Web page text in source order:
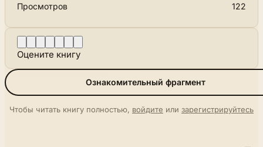
Просмотров 122
Оцените книгу
Ознакомительный фрагмент
Чтобы читать книгу полностью, войдите или зарегистрируйтесь